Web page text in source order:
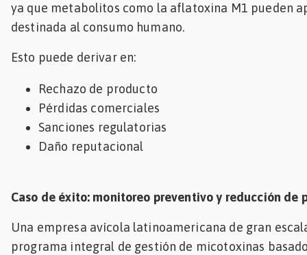
ya que metabolitos como la aflatoxina M1 pueden
destinada al consumo humano.
Esto puede derivar en:
Rechazo de producto
Pérdidas comerciales
Sanciones regulatorias
Daño reputacional
Caso de éxito: monitoreo preventivo y reducción de
Una empresa avícola latinoamericana de gran
programa integral de gestión de micotoxinas